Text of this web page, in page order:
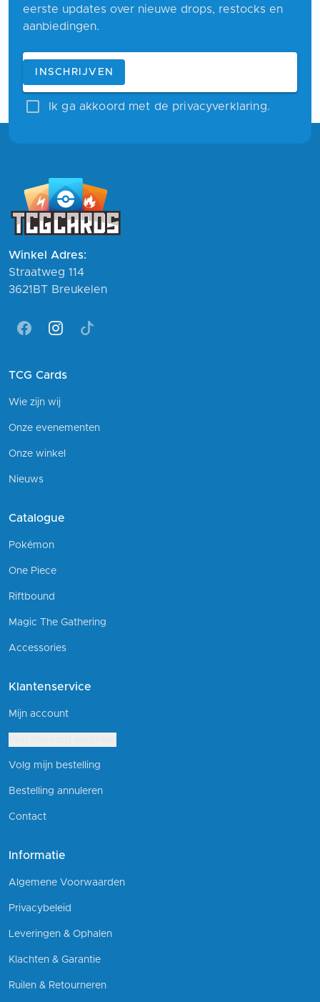
eerste updates over nieuwe drops, restocks en
aanbiedingen.
Blijf op de hoogte
E-mailadres
INSCHRIJVEN
Ik ga akkoord met de privacyverklaring.
Winkel Adres:
Straatweg 114
3621BT Breukelen
FacebookInstagram
Tiktok
TCG Cards
Wie zijn wij
Onze evenementen
Onze winkel
Nieuws
Catalogue
Pokémon
One Piece
Riftbound
Magic The Gathering
Accessories
Klantenservice
Mijn account
Volg mijn bestelling
Bestelling annuleren
Contact
Informatie
Algemene Voorwaarden
Privacybeleid
Leveringen & Ophalen
Klachten & Garantie
Ruilen & Retourneren